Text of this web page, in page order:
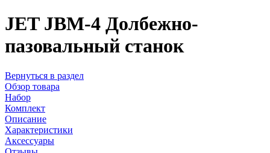
JET JBM-4 Долбежно-
пазовальный станок
Вернуться в раздел
Обзор товара
Набор
Комплект
Описание
Характеристики
Аксессуары